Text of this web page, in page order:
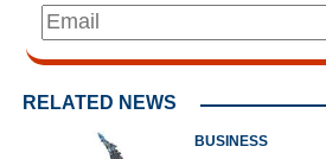
RELATED NEWS
BUSINESS